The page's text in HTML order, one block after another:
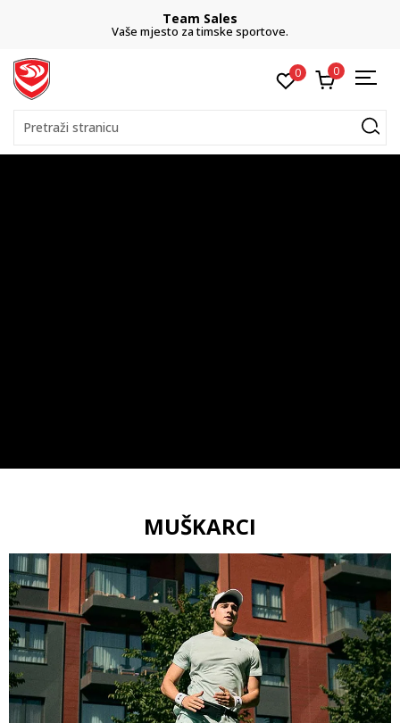
CLICK& COLLECT
besplatno preuzimanje u trgovini
0 0
Pretraži stranicu
MUŠKARCI